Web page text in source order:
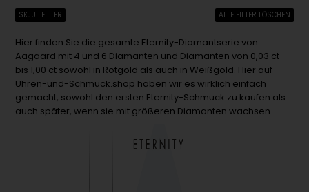
SKJUL FILTER ALLE FILTER LÖSCHEN
Hier finden Sie die gesamte Eternity-Diamantserie von
Aagaard mit 4 und 6 Diamanten und Diamanten von 0,03 ct
bis 1,00 ct sowohl in Rotgold als auch in Weißgold. Hier auf
Uhren-und-Schmuck.shop haben wir es wirklich einfach
gemacht, sowohl den ersten Eternity-Schmuck zu kaufen als
auch später, wenn sie mit größeren Diamanten wachsen.